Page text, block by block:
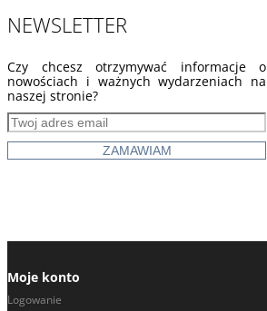
RZEKI
STATKI - ŁODZIE
STRUMIENIE
WODOSPADY
WSCHÓD - ZACHÓD SŁOŃCA
ZAMKI - ŚWIĄTYNIE
NEWSLETTER
Czy chcesz otrzymywać informacje o
nowościach i ważnych wydarzeniach na
naszej stronie?
Moje konto
Logowanie